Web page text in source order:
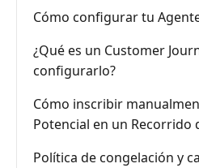
Cómo configurar tu
¿Qué es un Customer
configurarlo?
Cómo inscribir
Potencial en un Recorrido
Política de congelación y